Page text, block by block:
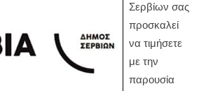
Σερβίων σας
προσκαλεί
να τιμήσετε
με την
παρουσία